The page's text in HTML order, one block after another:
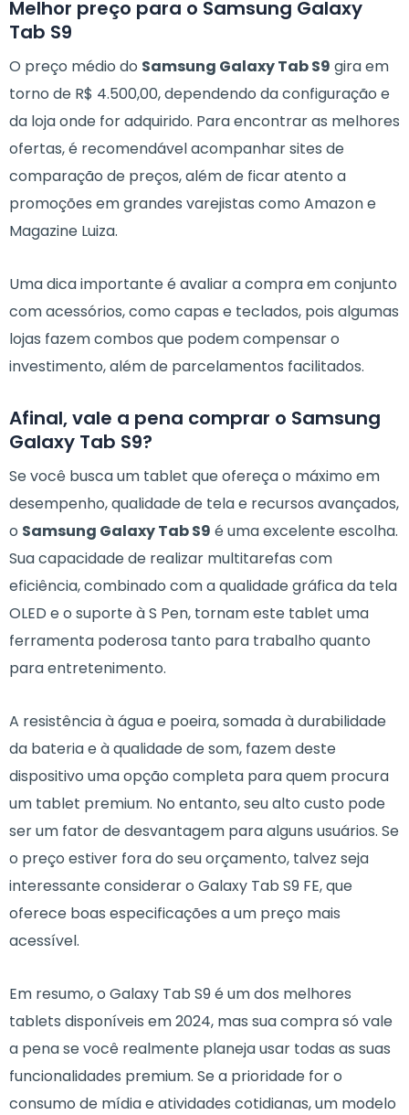
Melhor preço para o Samsung Galaxy
Tab S9
O preço médio do Samsung Galaxy Tab S9 gira em
torno de R$ 4.500,00, dependendo da configuração e
da loja onde for adquirido. Para encontrar as melhores
ofertas, é recomendável acompanhar sites de
comparação de preços, além de ficar atento a
promoções em grandes varejistas como Amazon e
Magazine Luiza.
Uma dica importante é avaliar a compra em conjunto
com acessórios, como capas e teclados, pois algumas
lojas fazem combos que podem compensar o
investimento, além de parcelamentos facilitados.
Afinal, vale a pena comprar o Samsung
Galaxy Tab S9?
Se você busca um tablet que ofereça o máximo em
desempenho, qualidade de tela e recursos avançados,
o Samsung Galaxy Tab S9 é uma excelente escolha.
Sua capacidade de realizar multitarefas com
eficiência, combinado com a qualidade gráfica da tela
OLED e o suporte à S Pen, tornam este tablet uma
ferramenta poderosa tanto para trabalho quanto
para entretenimento.
A resistência à água e poeira, somada à durabilidade
da bateria e à qualidade de som, fazem deste
dispositivo uma opção completa para quem procura
um tablet premium. No entanto, seu alto custo pode
ser um fator de desvantagem para alguns usuários. Se
o preço estiver fora do seu orçamento, talvez seja
interessante considerar o Galaxy Tab S9 FE, que
oferece boas especificações a um preço mais
acessível.
Em resumo, o Galaxy Tab S9 é um dos melhores
tablets disponíveis em 2024, mas sua compra só vale
a pena se você realmente planeja usar todas as suas
funcionalidades premium. Se a prioridade for o
consumo de mídia e atividades cotidianas, um modelo